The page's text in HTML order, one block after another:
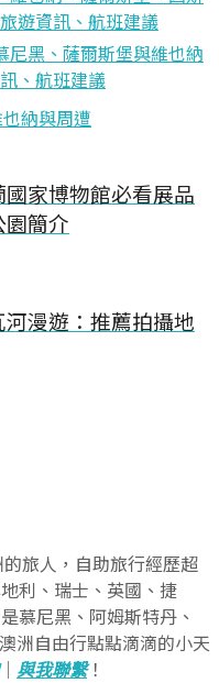
遊資訊、航班建議
尼黑、薩爾斯堡與維也納
、航班建議
納與周遭
國家博物館必看展品
簡介
河漫遊：推薦拍攝地
旅人，自助旅行經歷超
利、瑞士、英國、捷
慕尼黑、阿姆斯特丹、
洲自由行點點滴滴的小天
｜ 與我聯繫！